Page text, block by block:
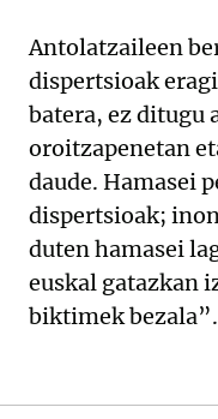
Antolatzaileen
dispertsioak
batera, ez ditugu
oroitzapenetan
daude. Hamasei
dispertsioak;
duten hamasei
euskal gatazkan
biktimek bezala”.